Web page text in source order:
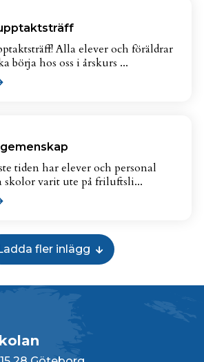
Alla elever och föräldrar
börja hos oss i årskurs ...
tiden har elever och personal
skolor varit ute på friluftsli...
fler inlägg